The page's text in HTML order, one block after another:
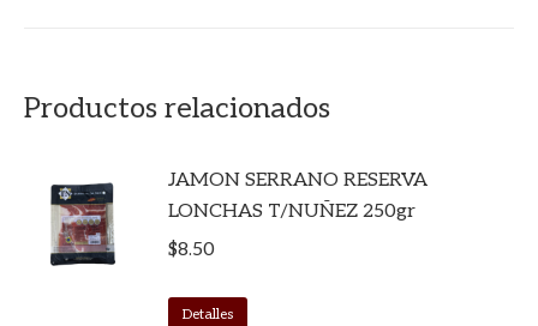
Productos relacionados
JAMON SERRANO RESERVA
LONCHAS T/NUÑEZ 250gr
$8.50
Detalles